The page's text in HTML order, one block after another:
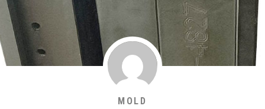
MOLD